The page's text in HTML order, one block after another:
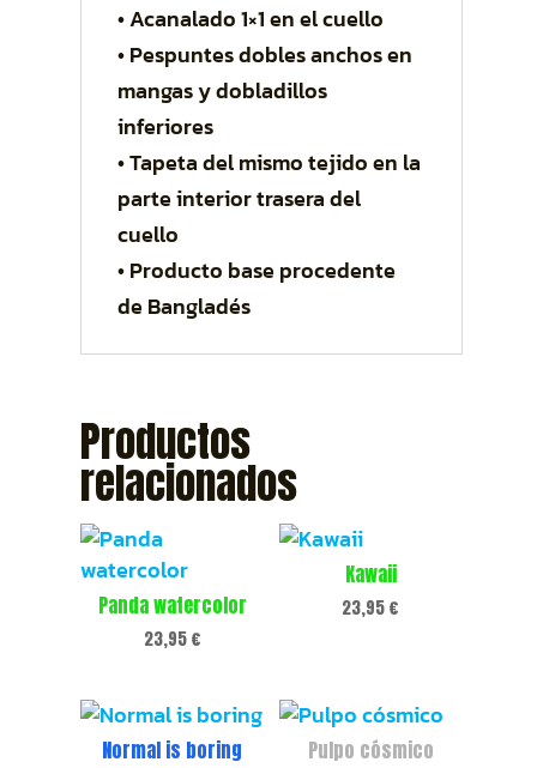
• Acanalado 1×1 en el cuello
• Pespuntes dobles anchos en
mangas y dobladillos
inferiores
• Tapeta del mismo tejido en la
parte interior trasera del
cuello
• Producto base procedente
de Bangladés
Productos
relacionados
Panda watercolor
23,95€
Kawaii
23,95€
Normal is boring Pulpo cósmico